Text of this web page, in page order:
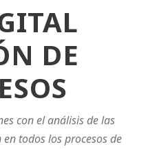
DE
con el análisis de las
todos los procesos de